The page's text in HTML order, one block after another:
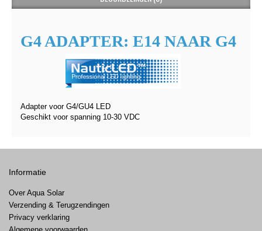
G4 ADAPTER: E14 NAAR G4
Adapter voor G4/GU4 LED
Geschikt voor spanning 10-30 VDC
Informatie
Over Aqua Solar
Verzending & Terugzendingen
Privacy verklaring